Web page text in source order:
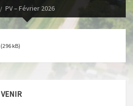
PV – Février 2026
(296 kB)